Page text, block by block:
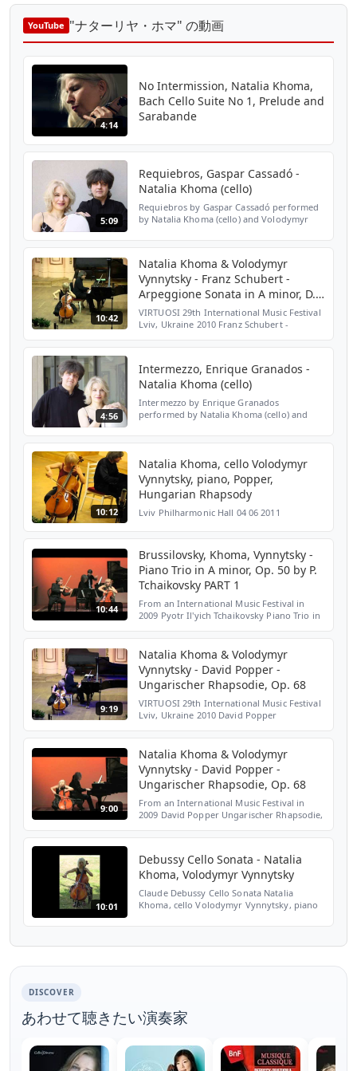
YouTube "ナターリヤ・ホマ" の動画
4:14
No Intermission, Natalia Khoma,
Bach Cello Suite No 1, Prelude and
Sarabande
5:09
Requiebros, Gaspar Cassadó -
Natalia Khoma (cello)
Requiebros by Gaspar Cassadó performed
by Natalia Khoma (cello) and Volodymyr
10:42
Natalia Khoma & Volodymyr
Vynnytsky - Franz Schubert -
Arpeggione Sonata in A minor, D.
821 - PART 1
VIRTUOSI 29th International Music Festival
Lviv, Ukraine 2010 Franz Schubert -
4:56
Intermezzo, Enrique Granados -
Natalia Khoma (cello)
Intermezzo by Enrique Granados
performed by Natalia Khoma (cello) and
10:12
Natalia Khoma, cello Volodymyr
Vynnytsky, piano, Popper,
Hungarian Rhapsody
Lviv Philharmonic Hall 04 06 2011
10:44
Brussilovsky, Khoma, Vynnytsky -
Piano Trio in A minor, Op. 50 by P.
Tchaikovsky PART 1
From an International Music Festival in
2009 Pyotr Il'yich Tchaikovsky Piano Trio in
sostenuto An...
9:19
Natalia Khoma & Volodymyr
Vynnytsky - David Popper -
Ungarischer Rhapsodie, Op. 68
VIRTUOSI 29th International Music Festival
Lviv, Ukraine 2010 David Popper
http://www.nataliakhom...
9:00
Natalia Khoma & Volodymyr
Vynnytsky - David Popper -
Ungarischer Rhapsodie, Op. 68
From an International Music Festival in
2009 David Popper Ungarischer Rhapsodie,
10:01
Debussy Cello Sonata - Natalia
Khoma, Volodymyr Vynnytsky
Claude Debussy Cello Sonata Natalia
Khoma, cello Volodymyr Vynnytsky, piano
DISCOVER
あわせて聴きたい演奏家